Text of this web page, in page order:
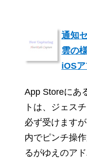
通知
雲の
iOS
App Storeにあ
トは、ジェス
必ず受けます
内でピンチ操
るがゆえのア